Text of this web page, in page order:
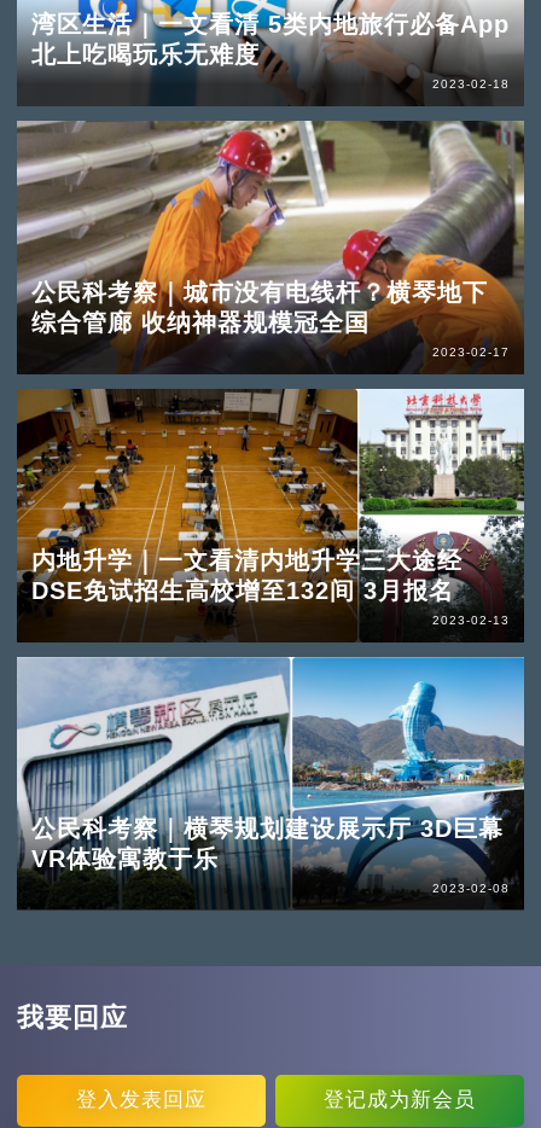
湾区生活｜一文看清 5类内地旅行必备App
北上吃喝玩乐无难度
2023-02-18
公民科考察｜城市没有电线杆？横琴地下
综合管廊 收纳神器规模冠全国
2023-02-17
内地升学｜一文看清内地升学三大途经
DSE免试招生高校增至132间 3月报名
2023-02-13
公民科考察｜横琴规划建设展示厅 3D巨幕
VR体验寓教于乐
2023-02-08
我要回应
登入 发表回应 登记成为新会员